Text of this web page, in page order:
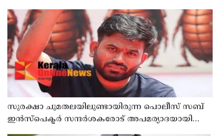
സുരക്ഷാ ചുമതലയിലുണ്ടായിരുന്ന പൊലീസ് സബ്
ഇൻസ്പെക്ടർ സന്ദർശകരോട് അപമര്യാദയായി